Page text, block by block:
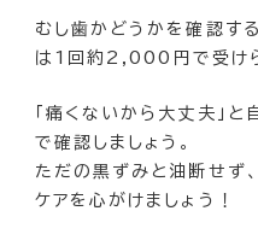
むし歯かどうかを確認す
は1回約2,000円で受けら
「痛くないから大丈夫」
で確認しましょう。
ただの黒ずみと油断せず
ケアを心がけましょう！